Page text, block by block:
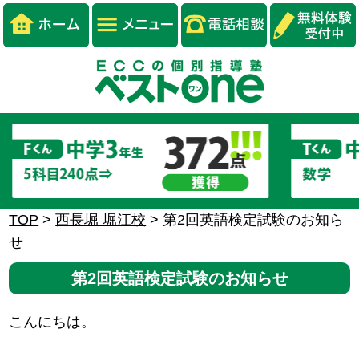
TOP >西長堀 堀江校 >第2回英語検定試験のお知ら
せ
第2回英語検定試験のお知らせ
こんにちは。